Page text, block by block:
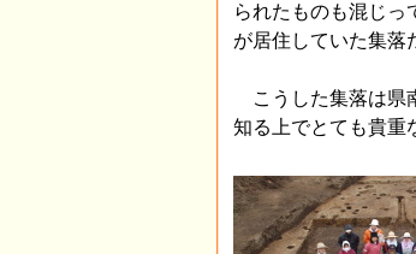
られたものも混じっ
が居住していた集落
こうした集落は県
知る上でとても貴重